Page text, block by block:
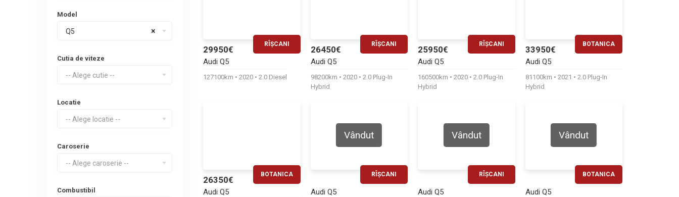
Model
×
Q5
Cutia de viteze
-- Alege cutie --
Locatie
-- Alege locatie --
Caroserie
-- Alege caroserie --
Combustibil
RÎȘCANI
29950€
Audi Q5
127100km 2020 2.0 Diesel
RÎȘCANI
26450€
Audi Q5
98200km 2020
2.0 Plug-In
Hybrid
RÎȘCANI
25950€
Audi Q5
160500km 2020
2.0 Plug-In
Hybrid
BOTANICA
33950€
Audi Q5
81100km 2021
2.0 Plug-In
Hybrid
BOTANICA
26350€
Audi Q5
RÎȘCANI
Vândut
Audi Q5
RÎȘCANI
Vândut
Audi Q5
BOTANICA
Vândut
Audi Q5